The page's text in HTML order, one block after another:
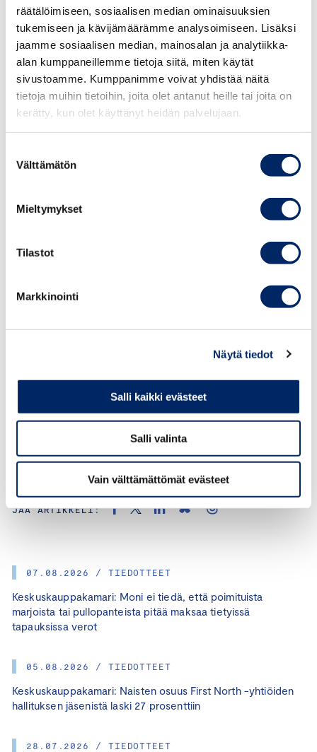
räätälöimiseen, sosiaalisen median ominaisuuksien
tukemiseen ja kävijämäärämme analysoimiseen. Lisäksi
jaamme sosiaalisen median, mainosalan ja analytiikka-
alan kumppaneillemme tietoja siitä, miten käytät
sivustoamme. Kumppanimme voivat yhdistää näitä
tietoja muihin tietoihin, joita olet antanut heille tai joita on
kerätty, kun olet käyttänyt heidän palvelujaan.
valinta
Välttämätön
Mieltymykset
Tilastot
Markkinointi
Näytä tiedot
Salli kaikki evästeet
Salli valinta
Vain välttämättömät evästeet
07.08.2026 / TIEDOTTEET
Keskuskauppakamari: Moni ei tiedä, että poimituista
marjoista tai pullopanteista pitää maksaa tietyissä
tapauksissa verot
05.08.2026 / TIEDOTTEET
Keskuskauppakamari: Naisten osuus First North -yhtiöiden
hallituksen jäsenistä laski 27 prosenttiin
28.07.2026 / TIEDOTTEET
yritykset pysyvät mukana muutoksessa, eivätkä putoa
kehityksen kyydistä.
Ilmastoyhteisön mahdollistaa LähiTapiola.
Vakuutusyhtiölle ilmastonmuutos näkyy konkreettisesti
muun muassa sään ääri-ilmiöistä johtuvina
korvausmenoina asiakkaillemme. Tämän takia LähiTapiola
haluaa luoda suomalaisia ratkaisuja ilmastonmuutoksen
sopeutumiseen ja sen hillintään. Suomalaisten pk-
yritysten ilmastotyön tukeminen on tässä
voivat rakentaa itselleen vahvemman ja taloudellisesti
vastaan.
Vaikka ilmastotyö ei juuri nyt ole julkisen keskustelun
kärjessä, taustalla etenevät muutokset ovat silti
pitkäjänteisesti, sillä alkaa olla vaikutusta Suomen
kilpailuaseman parantumiseen.
ILMASTO
JAA ARTIKKELI: